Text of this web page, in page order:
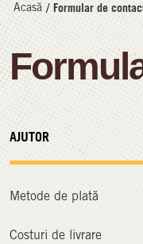
Acasă / Formular de
AJUTOR
Metode de plată
Costuri de livrare